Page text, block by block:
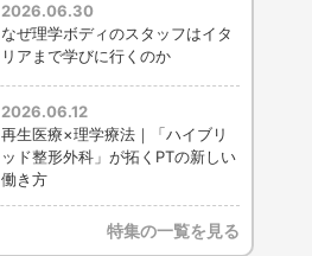
2026.06.30
なぜ理学ボディのスタッフはイタ
リアまで学びに行くのか
2026.06.12
再生医療×理学療法｜「ハイブリ
ッド整形外科」が拓くPTの新しい
働き方
特集の一覧を見る